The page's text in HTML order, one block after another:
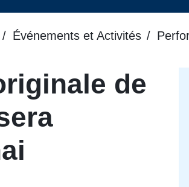
Événements et Activités
de